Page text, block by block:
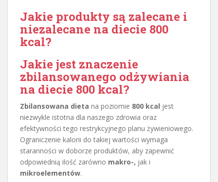
Jakie produkty są zalecane i
niezalecane na diecie 800
kcal?
Jakie jest znaczenie
zbilansowanego odżywiania
na diecie 800 kcal?
Zbilansowana dieta na poziomie 800 kcal jest
niezwykle istotna dla naszego zdrowia oraz
efektywności tego restrykcyjnego planu żywieniowego.
Ograniczenie kalorii do takiej wartości wymaga
staranności w doborze produktów, aby zapewnić
odpowiednią ilość zarówno makro-, jak i
mikroelementów.